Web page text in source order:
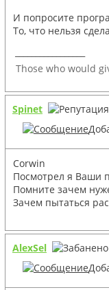
И попросите
То, что нельзя
Those who would
Spinet
Corwin
Посмотрел я Ваши
Помните зачем
Зачем пытаться
AlexSel